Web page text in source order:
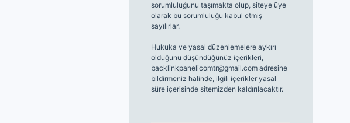
sorumluluğunu taşımakta olup, siteye üye
olarak bu sorumluluğu kabul etmiş
sayılırlar.
Hukuka ve yasal düzenlemelere aykırı
olduğunu düşündüğünüz içerikleri,
backlinkpanelicomtr@gmail.comadresine
bildirmeniz halinde, ilgili içerikler yasal
süre içerisinde sitemizden kaldırılacaktır.